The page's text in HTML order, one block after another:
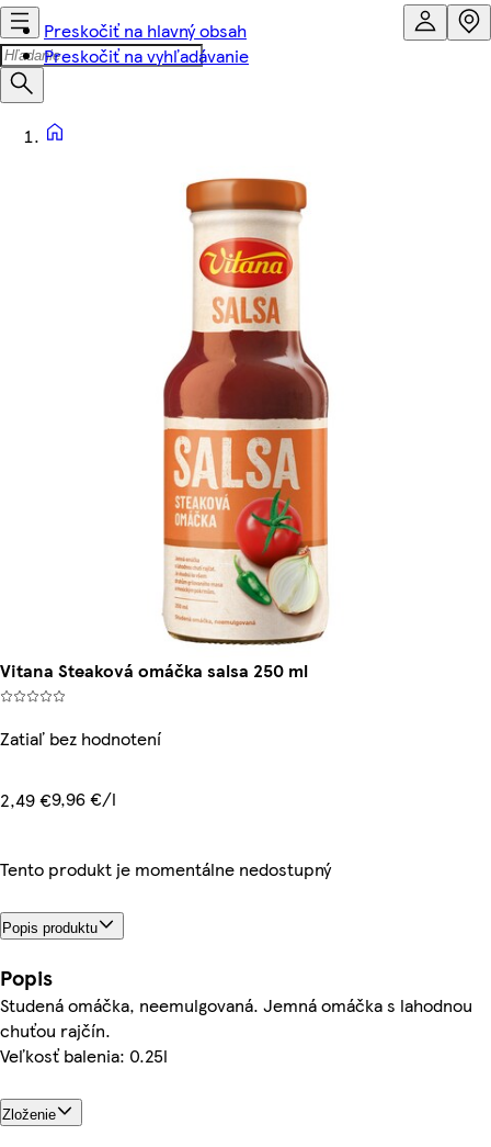
Preskočiť na hlavný obsah
Preskočiť na vyhľadávanie
Vitana Steaková omáčka salsa 250 ml
Zatiaľ bez hodnotení
2,49 €9,96 €/l
Tento produkt je momentálne nedostupný
Popis produktu
Popis
Studená omáčka, neemulgovaná. Jemná omáčka s lahodnou
chuťou rajčín.
Veľkosť balenia: 0.25l
Zloženie